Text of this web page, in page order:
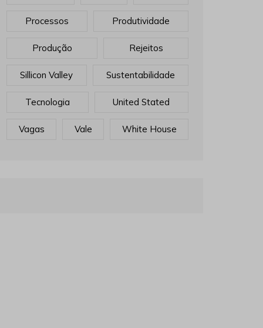
Processos Produtividade
Produção Rejeitos
Sillicon Valley Sustentabilidade
Tecnologia United Stated
Vagas Vale White House